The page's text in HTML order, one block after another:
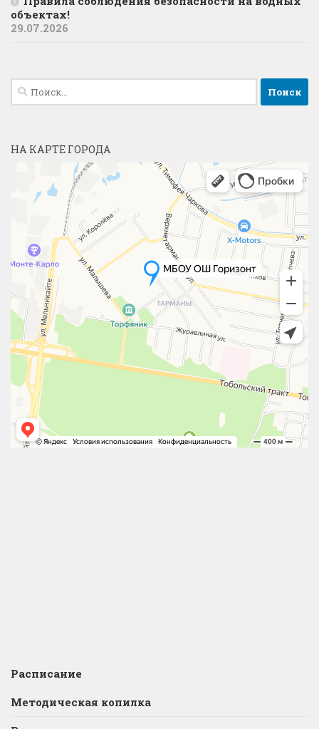
объектах!
29.07.2026
Найти:
НА КАРТЕ ГОРОДА
Расписание
Методическая копилка